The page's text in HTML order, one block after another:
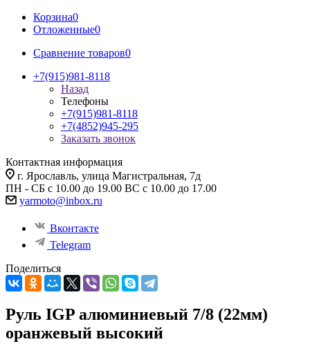
Корзина0
Отложенные0
Сравнение товаров0
+7(915)981-8118
Назад
Телефоны
+7(915)981-8118
+7(4852)945-295
Заказать звонок
Контактная информация
г. Ярославль, улица Магистральная, 7д
ПН - СБ с 10.00 до 19.00 ВС с 10.00 до 17.00
yarmoto@inbox.ru
Вконтакте
Telegram
Поделиться
Руль IGP алюминиевый 7/8 (22мм)
оранжевый высокий